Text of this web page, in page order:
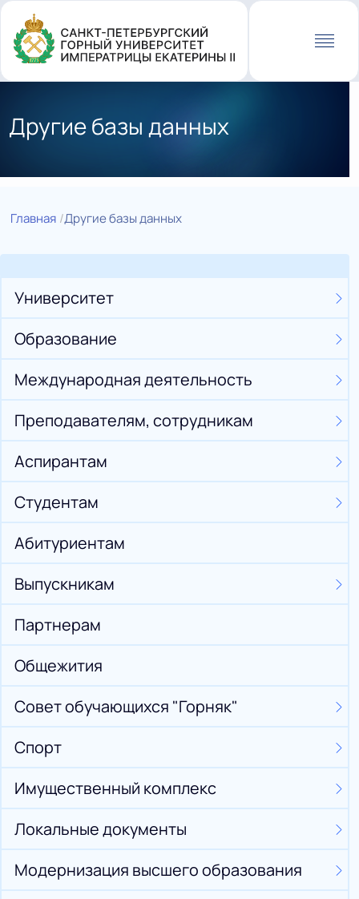
Перейти
основному
содержанию
Другие базы данных
Главная Другие базы данных
Университет
Образование
Международная деятельность
Преподавателям, сотрудникам
Аспирантам
Студентам
Абитуриентам
Выпускникам
Партнерам
Общежития
Совет обучающихся "Горняк"
Спорт
Имущественный комплекс
Локальные документы
Модернизация высшего образования